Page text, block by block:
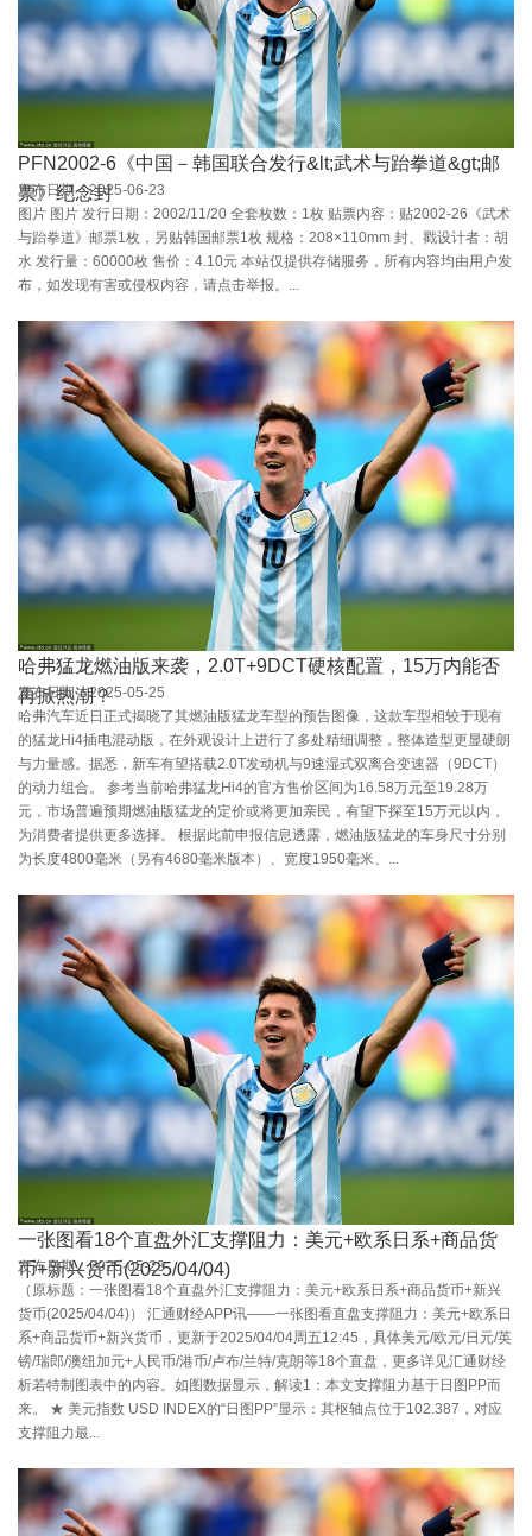
PFN2002-6《中国－韩国联合发行&lt;武术与跆拳道&gt;邮
票》纪念封
发布日期：2025-06-23
图片 图片 发行日期：2002/11/20 全套枚数：1枚 贴票内容：贴2002-26《武术
与跆拳道》邮票1枚，另贴韩国邮票1枚 规格：208×110mm 封、戳设计者：胡
水 发行量：60000枚 售价：4.10元 本站仅提供存储服务，所有内容均由用户发
布，如发现有害或侵权内容，请点击举报。...
哈弗猛龙燃油版来袭，2.0T+9DCT硬核配置，15万内能否
再掀热潮？
发布日期：2025-05-25
哈弗汽车近日正式揭晓了其燃油版猛龙车型的预告图像，这款车型相较于现有
的猛龙Hi4插电混动版，在外观设计上进行了多处精细调整，整体造型更显硬朗
与力量感。据悉，新车有望搭载2.0T发动机与9速湿式双离合变速器（9DCT）
的动力组合。 参考当前哈弗猛龙Hi4的官方售价区间为16.58万元至19.28万
元，市场普遍预期燃油版猛龙的定价或将更加亲民，有望下探至15万元以内，
为消费者提供更多选择。 根据此前申报信息透露，燃油版猛龙的车身尺寸分别
为长度4800毫米（另有4680毫米版本）、宽度1950毫米、...
一张图看18个直盘外汇支撑阻力：美元+欧系日系+商品货
币+新兴货币(2025/04/04)
发布日期：2025-05-23
（原标题：一张图看18个直盘外汇支撑阻力：美元+欧系日系+商品货币+新兴
货币(2025/04/04)） 汇通财经APP讯——一张图看直盘支撑阻力：美元+欧系日
系+商品货币+新兴货币，更新于2025/04/04周五12:45，具体美元/欧元/日元/英
镑/瑞郎/澳纽加元+人民币/港币/卢布/兰特/克朗等18个直盘，更多详见汇通财经
析若特制图表中的内容。如图数据显示，解读1：本文支撑阻力基于日图PP而
来。 ★ 美元指数 USD INDEX的“日图PP”显示：其枢轴点位于102.387，对应
支撑阻力最...